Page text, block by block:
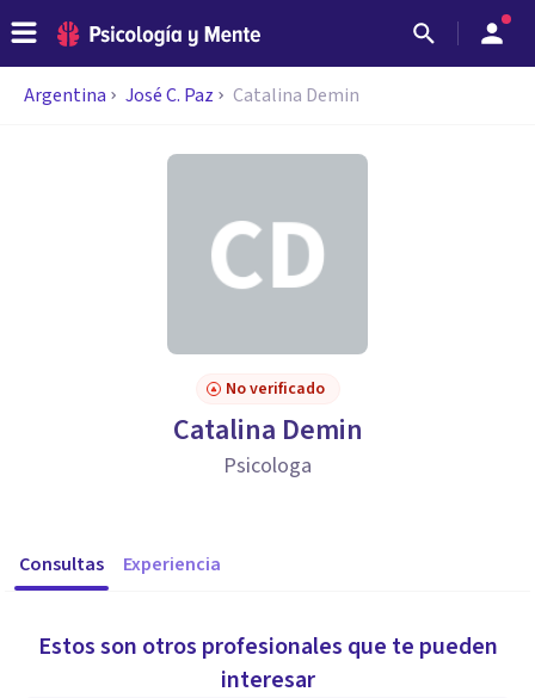
Argentina José C. Paz Catalina Demin
No verificado
Catalina Demin
Psicologa
Consultas Experiencia
Estos son otros profesionales que te pueden
interesar